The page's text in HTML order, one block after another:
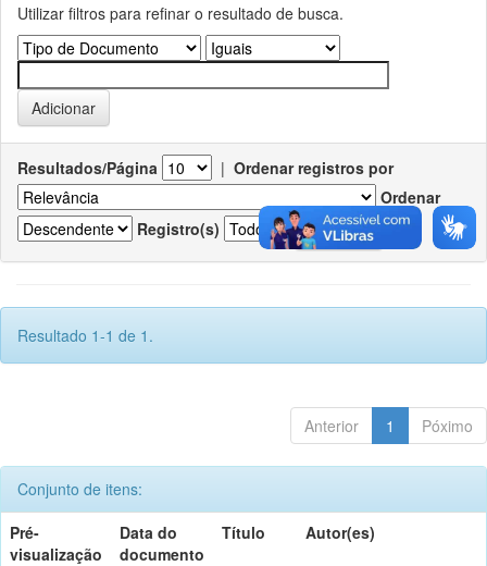
Utilizar filtros para refinar o resultado de busca.
Resultados/Página | Ordenar registros por
Ordenar
Registro(s)
Resultado 1-1 de 1.
Anterior 1 Póximo
Conjunto de itens:
Pré-
visualização
Data do
documento
Título Autor(es)